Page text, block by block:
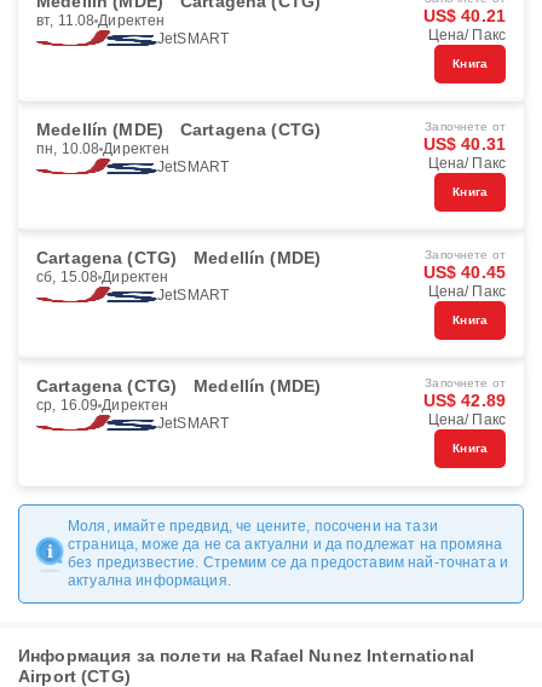
вт, 11.08 Директен
JetSMART
US$ 40.21
Цена/ Пакс
Книга
Medellín (MDE) Cartagena (CTG)
пн, 10.08 Директен
JetSMART
Започнете от
US$ 40.31
Цена/ Пакс
Книга
Cartagena (CTG) Medellín (MDE)
сб, 15.08 Директен
JetSMART
Започнете от
US$ 40.45
Цена/ Пакс
Книга
Cartagena (CTG) Medellín (MDE)
ср, 16.09 Директен
JetSMART
Започнете от
US$ 42.89
Цена/ Пакс
Книга
Моля, имайте предвид, че цените, посочени на тази
страница, може да не са актуални и да подлежат на промяна
без предизвестие. Стремим се да предоставим най-точната и
актуална информация.
Информация за полети на Rafael Nunez International
Airport (CTG)